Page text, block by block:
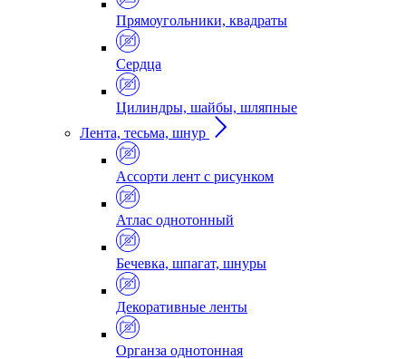
Прямоугольники, квадраты
Сердца
Цилиндры, шайбы, шляпные
Лента, тесьма, шнур
Ассорти лент с рисунком
Атлас однотонный
Бечевка, шпагат, шнуры
Декоративные ленты
Органза однотонная